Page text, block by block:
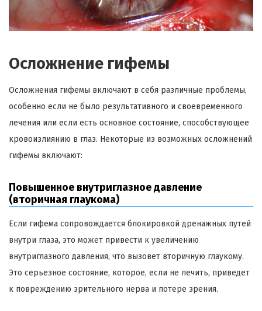
Осложнение гифемы
Осложнения гифемы включают в себя различные проблемы,
особенно если не было результативного и своевременного
лечения или если есть основное состояние, способствующее
кровоизлиянию в глаз. Некоторые из возможных осложнений
гифемы включают:
Повышенное внутриглазное давление
(вторичная глаукома)
Если гифема сопровождается блокировкой дренажных путей
внутри глаза, это может привести к увеличению
внутриглазного давления, что вызовет вторичную глаукому.
Это серьезное состояние, которое, если не лечить, приведет
к повреждению зрительного нерва и потере зрения.